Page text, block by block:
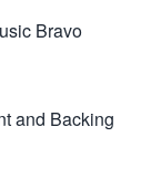
Bravo
and Backing